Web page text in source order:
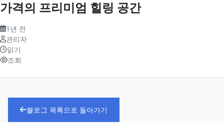
가격의 프리미엄 힐링 공간
1년 전
관리자
읽기
조회
블로그 목록으로 돌아가기